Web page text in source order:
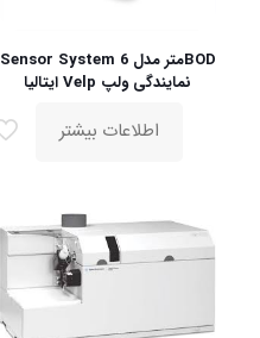
BODمتر مدل Sensor System 6
نمایندگی ولپ Velp ایتالیا
اطلاعات بیشتر